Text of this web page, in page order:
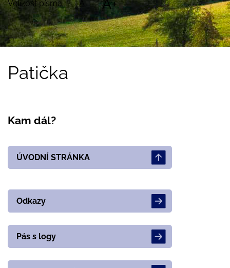
Velikost písma: A A+
Patička
Kam dál?
ÚVODNÍ STRÁNKA
Odkazy
Pás s logy